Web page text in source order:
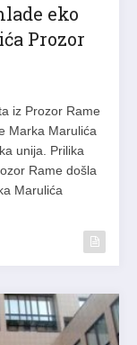
eko
Prozor
iz Prozor Rame
Marka Marulića
unija. Prilika
Rame došla
Marulića